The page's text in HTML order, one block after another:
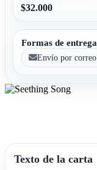
$32.000
Formas de entrega
Envío por correo
Texto de la carta